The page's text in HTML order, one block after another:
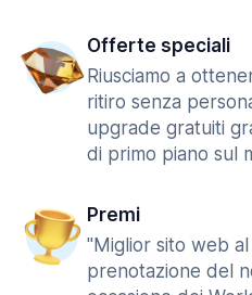
Offerte speciali
Riusciamo a
ritiro senza
upgrade gratuiti
di primo piano sul
Premi
"Miglior sito web
prenotazione del